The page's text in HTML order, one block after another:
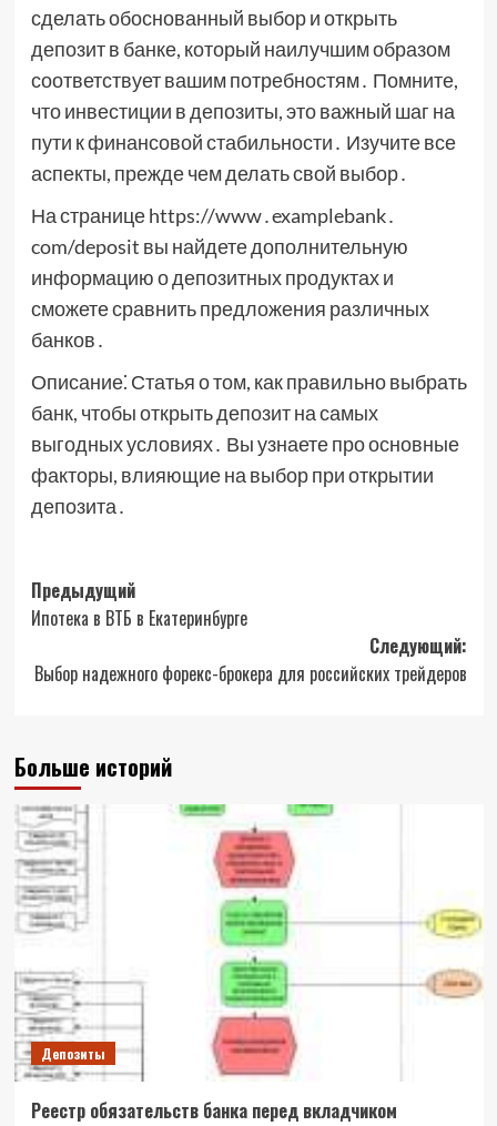
сделать обоснованный выбор и открыть
депозит в банке, который наилучшим образом
соответствует вашим потребностям․ Помните,
что инвестиции в депозиты, это важный шаг на
пути к финансовой стабильности․ Изучите все
аспекты, прежде чем делать свой выбор․
На странице https://www․examplebank․
com/deposit вы найдете дополнительную
информацию о депозитных продуктах и
сможете сравнить предложения различных
банков․
Описание⁚ Статья о том, как правильно выбрать
банк, чтобы открыть депозит на самых
выгодных условиях․ Вы узнаете про основные
факторы, влияющие на выбор при открытии
депозита․
Навигация
записи
Предыдущий
Ипотека в ВТБ в Екатеринбурге
Следующий:
Выбор надежного форекс-брокера для российских трейдеров
Больше историй
Депозиты
Реестр обязательств банка перед вкладчиком